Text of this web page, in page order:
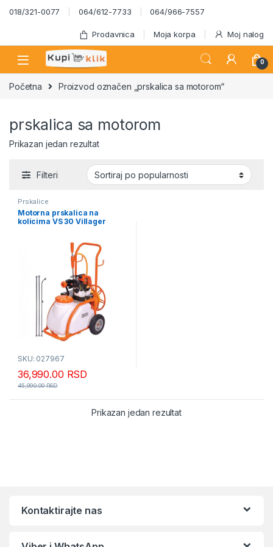
Skip to navigation
Skip to content
018/321-0077 064/612-7733 064/966-7557
Prodavnica Moja korpa Moj nalog
0
Početna Proizvod označen „prskalica sa motorom“
prskalica sa motorom
Prikazan jedan rezultat
Filteri
Prskalice
Motorna prskalica na
kolicima VS 30 Villager
SKU: 027967
36,990.00 RSD
45,990.00RSD
Prikazan jedan rezultat
Kontaktirajte nas